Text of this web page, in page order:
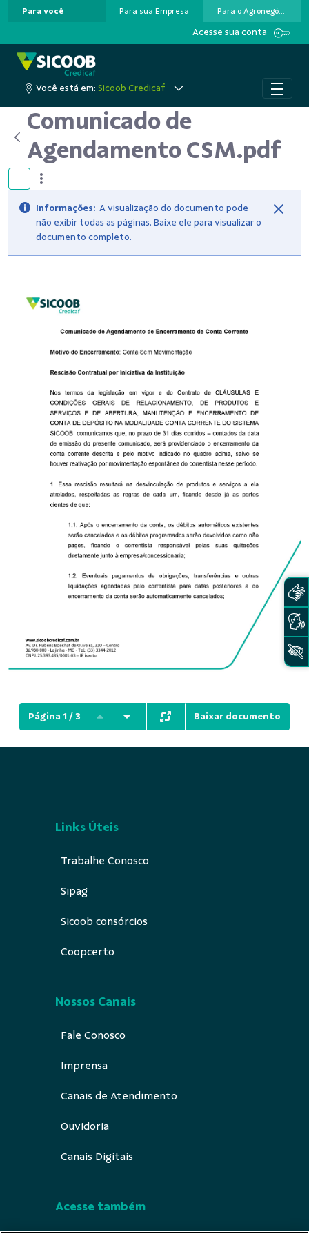
Pular para o Conteúdo principal
Para você Para sua Empresa Para o Agronegócio
Acesse sua conta
Você está em: Sicoob Credicaf
Comunicado de
Agendamento CSM.pdf
Informações: A visualização do documento pode
não exibir todas as páginas. Baixe ele para visualizar o
documento completo.
Página 1 / 3 Baixar documento
Links Úteis
Trabalhe Conosco
Sipag
Sicoob consórcios
Coopcerto
Nossos Canais
Fale Conosco
Imprensa
Canais de Atendimento
Ouvidoria
Canais Digitais
Acesse também